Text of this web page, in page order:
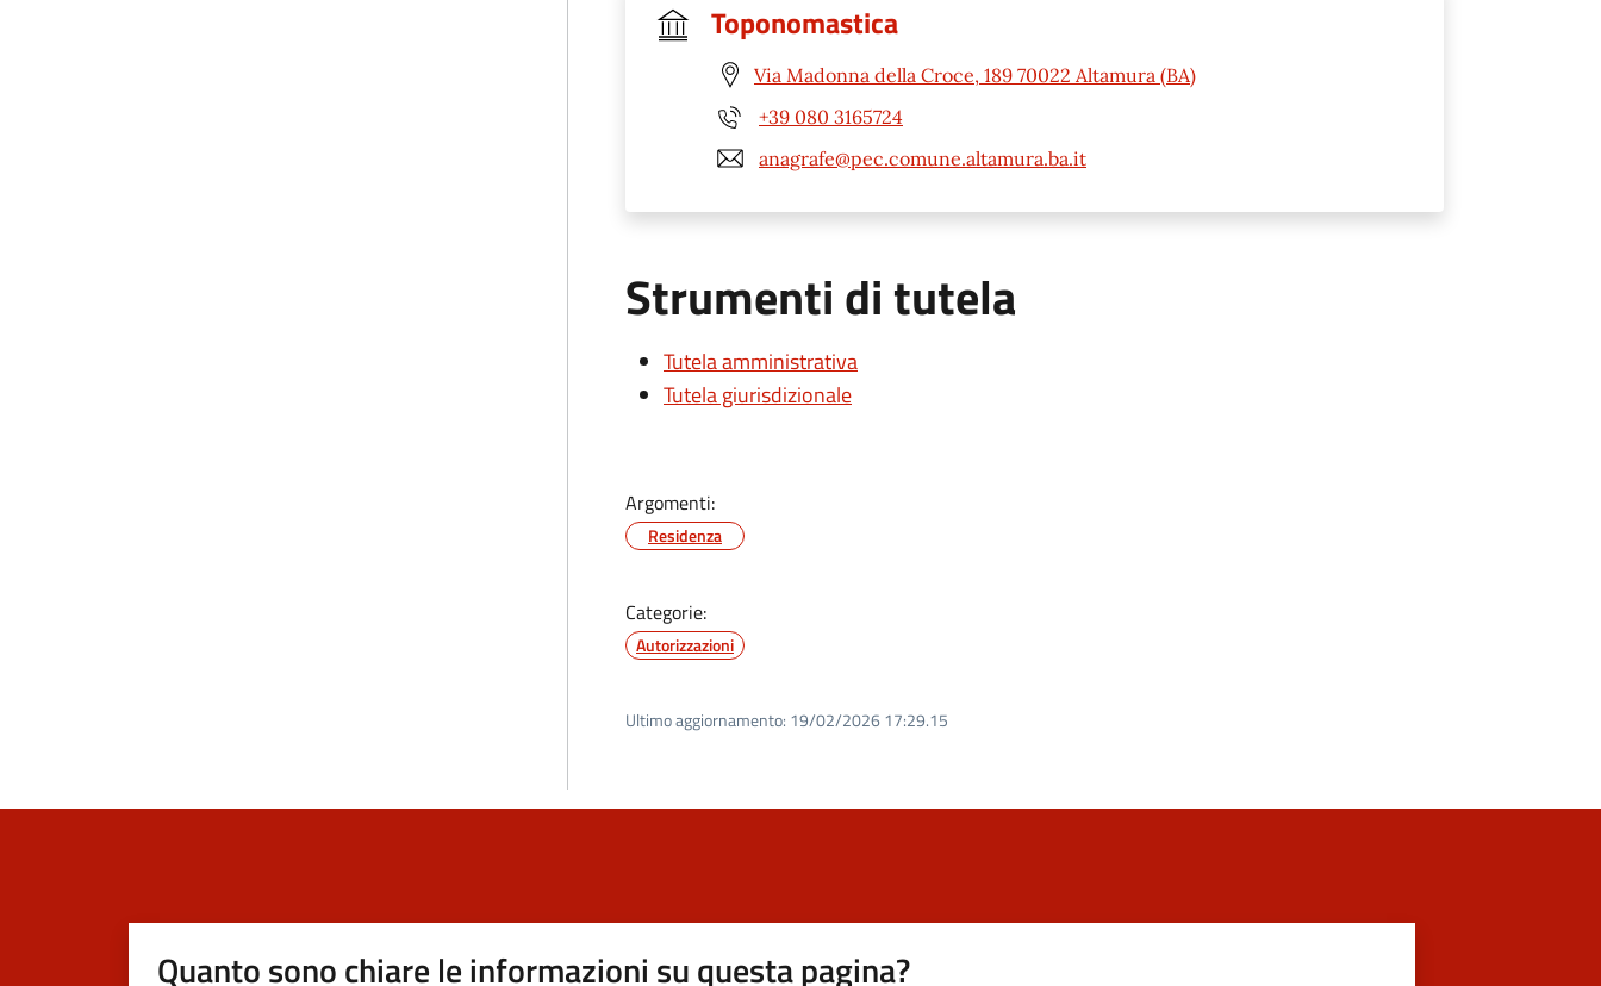
Toponomastica
Via Madonna della Croce, 189 70022 Altamura (BA)
+39 080 3165724
anagrafe@pec.comune.altamura.ba.it
Strumenti di tutela
Tutela amministrativa
Tutela giurisdizionale
Argomenti:
Residenza
Categorie:
Autorizzazioni
Ultimo aggiornamento: 19/02/2026 17:29.15
Quanto sono chiare le informazioni su questa pagina?